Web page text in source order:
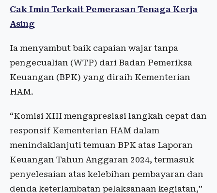
Cak Imin Terkait Pemerasan Tenaga Kerja
Asing
Ia menyambut baik capaian wajar tanpa
pengecualian (WTP) dari Badan Pemeriksa
Keuangan (BPK) yang diraih Kementerian
HAM.
“Komisi XIII mengapresiasi langkah cepat dan
responsif Kementerian HAM dalam
menindaklanjuti temuan BPK atas Laporan
Keuangan Tahun Anggaran 2024, termasuk
penyelesaian atas kelebihan pembayaran dan
denda keterlambatan pelaksanaan kegiatan,”